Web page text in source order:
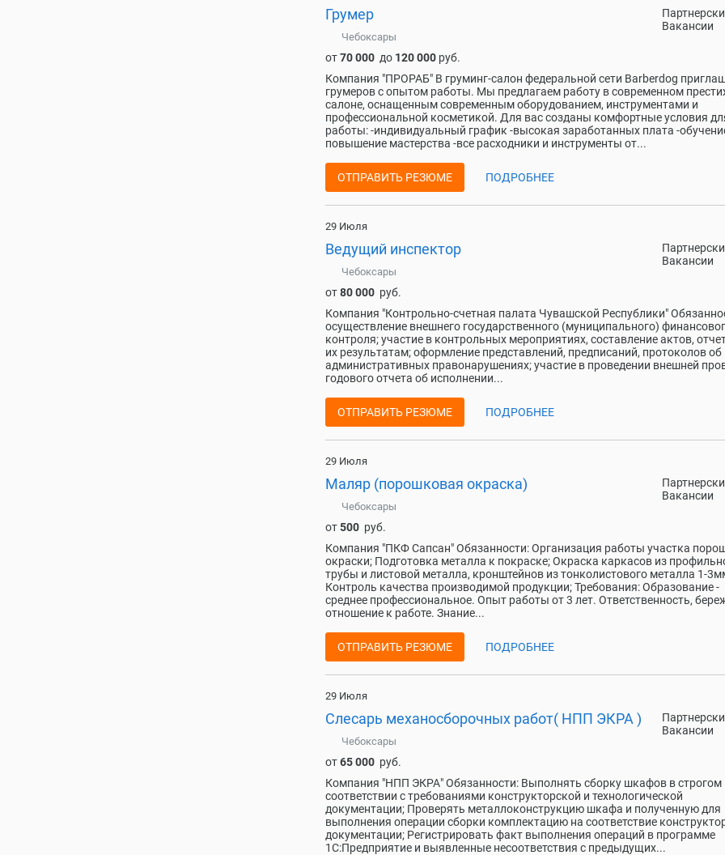
Вакансии
Грумер
Чебоксары
от70 000 до 120 000 руб.
Компания "ПРОРАБ" В груминг-салон федеральной сети Barberdog
грумеров с опытом работы. Мы предлагаем работу в современном
салоне, оснащенным современным оборудованием, инструментами и
профессиональной косметикой. Для вас созданы комфортные условия
работы: -индивидуальный график -высокая заработанных плата -
повышение мастерства -все расходники и инструменты от...
ОТПРАВИТЬ РЕЗЮМЕ ПОДРОБНЕЕ
29 Июля
Вакансии
Ведущий инспектор
Чебоксары
от80 000 руб.
Компания "Контрольно-счетная палата Чувашской Республики"
осуществление внешнего государственного (муниципального)
контроля; участие в контрольных мероприятиях, составление актов,
их результатам; оформление представлений, предписаний, протоколов об
административных правонарушениях; участие в проведении внешней
годового отчета об исполнении...
ОТПРАВИТЬ РЕЗЮМЕ ПОДРОБНЕЕ
29 Июля
Вакансии
Маляр (порошковая окраска)
Чебоксары
от500 руб.
Компания "ПКФ Сапсан" Обязанности: Организация работы участка
окраски; Подготовка металла к покраске; Окраска каркасов из
трубы и листовой металла, кронштейнов из тонколистового металла 1-
Контроль качества производимой продукции; Требования: Образование -
среднее профессиональное. Опыт работы от 3 лет. Ответственность,
отношение к работе. Знание...
ОТПРАВИТЬ РЕЗЮМЕ ПОДРОБНЕЕ
29 Июля
Вакансии
Слесарь механосборочных работ( НПП ЭКРА )
Чебоксары
от65 000 руб.
Компания "НПП ЭКРА" Обязанности: Выполнять сборку шкафов в строгом
соответствии с требованиями конструкторской и технологической
документации; Проверять металлоконструкцию шкафа и полученную для
выполнения операции сборки комплектацию на соответствие
документации; Регистрировать факт выполнения операций в программе
1С:Предприятие и выявленные несоответствия с предыдущих...